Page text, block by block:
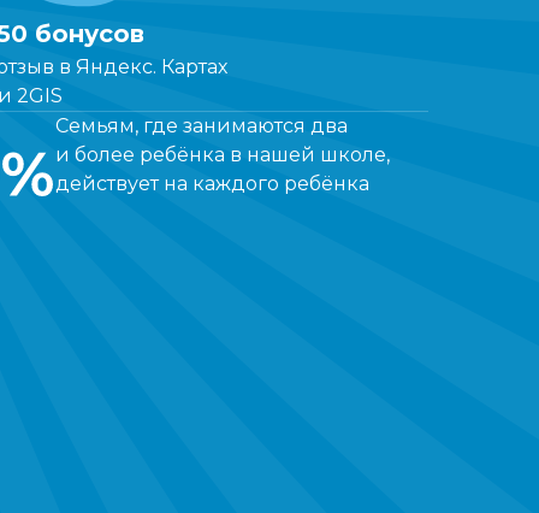
бонусов
в Яндекс. Картах
2GIS
Семьям, где занимаются два
и более ребёнка в нашей школе,
действует на каждого ребёнка